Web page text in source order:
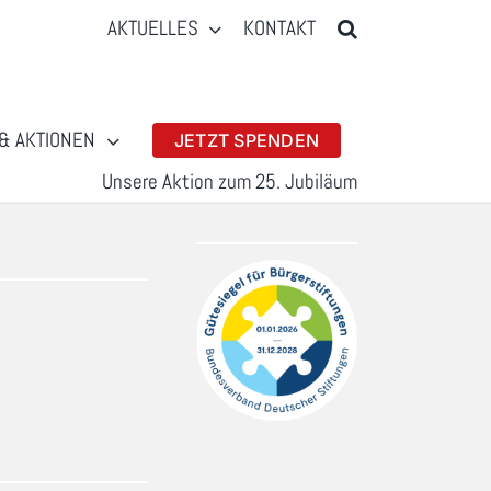
AKTUELLES KONTAKT
AKTIONEN JETZT SPENDEN
Unsere Aktion zum 25. Jubiläum